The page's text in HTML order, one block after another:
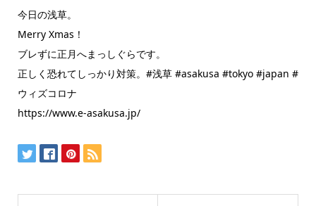
今日の浅草。
Merry Xmas！
ブレずに正月へまっしぐらです。
正しく恐れてしっかり対策。#浅草 #asakusa #tokyo #japan #
ウィズコロナ
https://www.e-asakusa.jp/